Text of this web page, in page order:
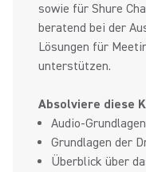
sowie für Shure
beratend bei der
Lösungen für
unterstützen.
Absolviere diese
Grundlagen der
Überblick über